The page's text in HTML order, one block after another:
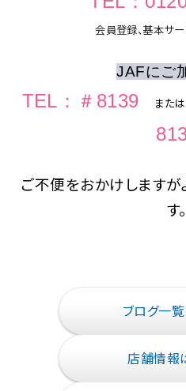
会員登録、基本サー
JAFにご
TEL：＃8139 または
ご不便をおかけしますが
す。
ブログ一
店舗情報